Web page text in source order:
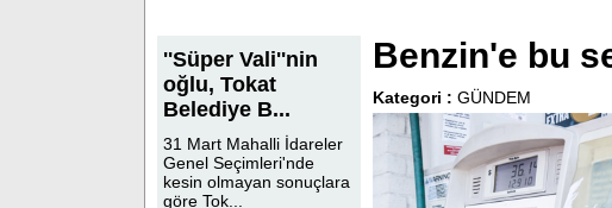
''Süper Vali''nin
oğlu, Tokat
Belediye B...
31 Mart Mahalli İdareler
Genel Seçimleri'nde
kesin olmayan sonuçlara
göre Tok...
Benzin'e bu
Kategori : GÜNDEM